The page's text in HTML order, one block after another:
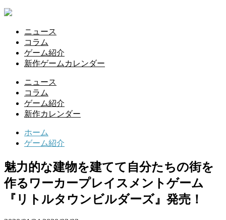
ニュース
コラム
ゲーム紹介
新作ゲームカレンダー
ニュース
コラム
ゲーム紹介
新作カレンダー
ホーム
ゲーム紹介
魅力的な建物を建てて自分たちの街を
作るワーカープレイスメントゲーム
『リトルタウンビルダーズ』発売！